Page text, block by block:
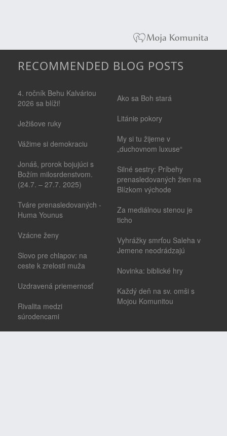
RECOMMENDED BLOG POSTS
4. ročník Behu Kalváriou
2026 sa blíži!
Ježišove ruky
Vážime si demokraciu
Jonáš, prorok bojujúci s
Božím milosrdenstvom.
(24.7. – 27.7. 2025)
Tváre prenasledovaných -
Huma Younus
Vzácne ženy
Slovo pre chlapov: na
ceste k zrelosti muža
Uzdravená priemernosť
Rivalita medzi
súrodencami
Ako sa Boh stará
Litánie pokory
My si tu žijeme v
„duchovnom luxuse“
Silné sestry: Príbehy
prenasledovaných žien na
Blízkom východe
Za mediálnou stenou je
ticho
Vyhrážky smrťou Saleha v
Jemene neodrádzajú
Novinka: biblické hry
Každý deň na sv. omši s
Mojou Komunitou